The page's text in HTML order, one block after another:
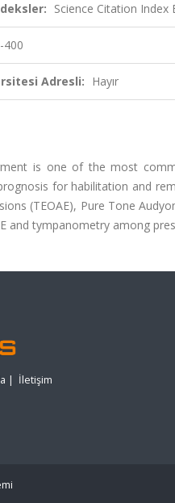
Science Citation Index
400
Adresli: Hayır
is one of the most
for habilitation and
(TEOAE), Pure Tone
and tympanometry among
| İletişim